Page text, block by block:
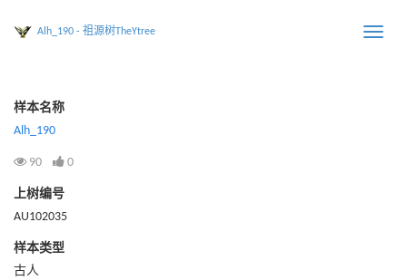
Toggle
Alh_190 - 祖源树TheYtree
样本名称
Alh_190
90 0
上树编号
AU102035
样本类型
古人